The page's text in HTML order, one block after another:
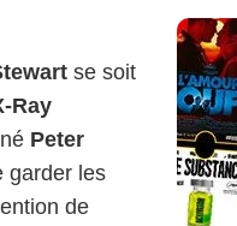
se soit
Ray
Peter
garder les
de